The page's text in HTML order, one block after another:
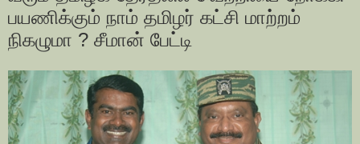
பயணிக்கும் நாம் தமிழர் கட்சி மாற்றம்
நிகழுமா ? சீமான் பேட்டி